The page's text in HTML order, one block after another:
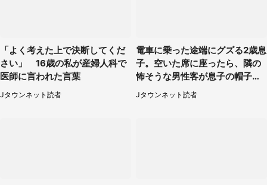
「よく考えた上で決断してくだ
さい」 16歳の私が産婦人科で
医師に言われた言葉
Jタウンネット読者
電車に乗った途端にグズる2歳息
子。空いた席に座ったら、隣の
怖そうな男性客が息子の帽子に
手を伸ばし（千葉県・40代女
性）
Jタウンネット読者